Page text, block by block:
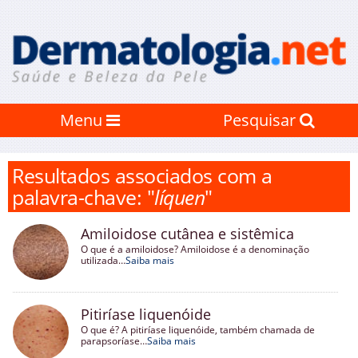
Menu Pesquisar
Resultados associados com a
palavra-chave: "líquen"
Amiloidose cutânea e sistêmica
O que é a amiloidose? Amiloidose é a denominação
utilizada…Saiba mais
Pitiríase liquenóide
O que é? A pitiríase liquenóide, também chamada de
parapsoríase…Saiba mais